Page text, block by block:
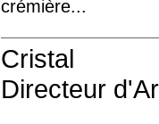
crémière...
Cristal
Directeur